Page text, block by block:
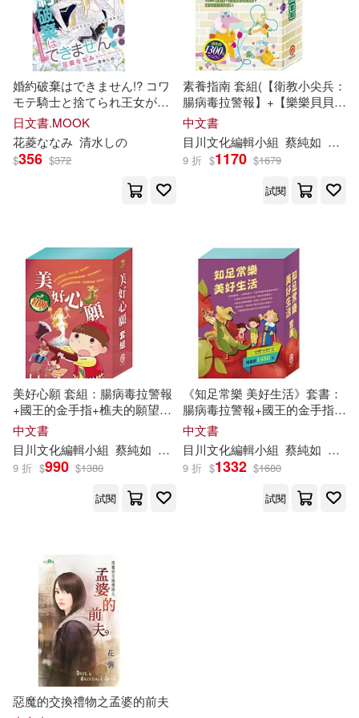
婚約破棄はできません!? コワ
モテ騎士と捨てられ王女がケ
ンカップルから溺愛夫婦にな
るまで
日文書.MOOK
花菱ななみ 清水しの
$356 $372
素養指南 套組(【衛教小尖兵：
腸病毒拉警報】+【樂樂貝貝的
異想世界：樵夫的願望+國王的
金手指】+【晚安故事：金斧與
銀斧+花衣魔笛手】+【TOGO
磁鐵遊戲書：一起過生日】)
中文書
目川文化編輯小組 蔡純如 黃美
9 折 $1170 $1679
試閱
美好心願 套組：腸病毒拉警報
+國王的金手指+樵夫的願望
+金斧與銀斧+花衣魔笛手
中文書
目川文化編輯小組 蔡純如 黃美鳳 龍川
9 折 $990 $1380
試閱
《知足常樂 美好生活》套書：
腸病毒拉警報+國王的金手指
+樵夫的願望+金斧與銀斧+花
衣魔笛手+一起過生日
中文書
目川文化編輯小組 蔡純如 黃美
9 折 $1332 $1680
試閱
惡魔的交換禮物之孟婆的前夫